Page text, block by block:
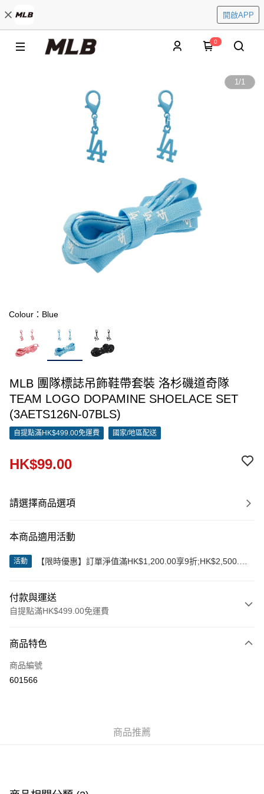
開啟APP
0
1/1
Colour：Blue
MLB 團隊標誌吊飾鞋帶套裝 洛杉磯道奇隊
TEAM LOGO DOPAMINE SHOELACE SET
(3AETS126N-07BLS)
自提點滿HK$499.00免運費 國家/地區配送
HK$99.00
請選擇商品選項
本商品適用活動
活動
【限時優惠】訂單淨值滿HK$1,200.00享9折;HK$2,500.00
付款與運送
自提點滿HK$499.00免運費
信用卡
Apple Pay
商品特色
商品編號
601566
商品推薦